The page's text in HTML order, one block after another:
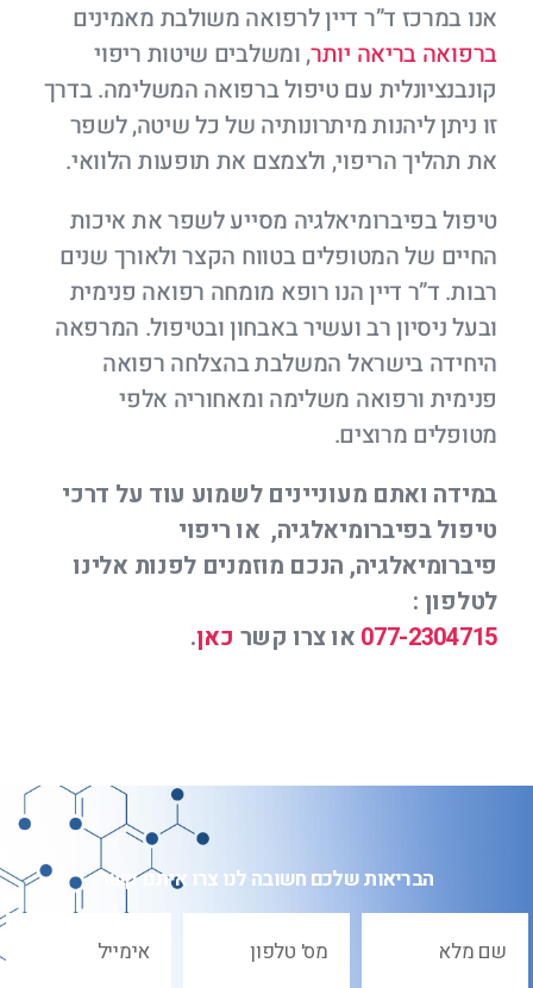
אנו במרכז ד”ר דיין לרפואה משולבת מאמינים
ברפואה בריאה יותר, ומשלבים שיטות ריפוי
קונבנציונלית עם טיפול ברפואה המשלימה. בדרך
זו ניתן ליהנות מיתרונותיה של כל שיטה, לשפר
את תהליך הריפוי, ולצמצם את תופעות הלוואי.
טיפול בפיברומיאלגיה מסייע לשפר את איכות
החיים של המטופלים בטווח הקצר ולאורך שנים
רבות. ד”ר דיין הנו רופא מומחה רפואה פנימית
ובעל ניסיון רב ועשיר באבחון ובטיפול. המרפאה
היחידה בישראל המשלבת בהצלחה רפואה
פנימית ורפואה משלימה ומאחוריה אלפי
מטופלים מרוצים.
במידה ואתם מעוניינים לשמוע עוד על דרכי
טיפול בפיברומיאלגיה, או ריפוי
פיברומיאלגיה, הנכם מוזמנים לפנות אלינו
לטלפון :
077-2304715 או צרו קשר כאן.
הבריאות שלכם חשובה לנו צרו איתנו קשר